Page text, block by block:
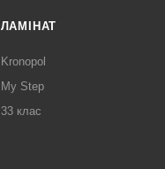
ЛАМІНАТ
Kronopol
My Step
33 клас